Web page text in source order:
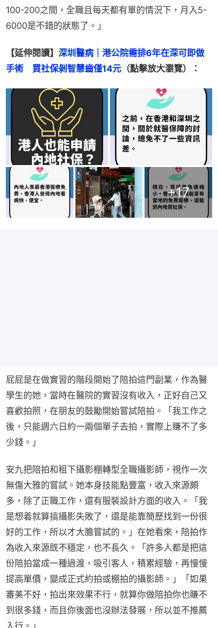
100-200之間，全職且每天都有單的情況下，月入5-
6000是不錯的狀態了。」
【延伸閱讀】 深圳醫病｜港公院需排6年在深可即做
手術　買社保剝智慧齒僅14元 （點擊放大瀏覽）：
+17
屁屁是在做實習的階段開始了陪拍這門副業，作為醫
學生的她，當時在醫院的實習沒有收入，正好自己又
喜歡拍照，在朋友的鼓勵開始嘗試陪拍。「我工作之
後，只能週六日約一兩個單子去拍，實際上賺不了多
少錢。」
安九把陪拍和租下攝影棚轉型全職攝影師，視作一次
無傷大雅的嘗試。她本身技能點豐富，收入來源頗
多，除了正職工作，還有服裝設計方面的收入。「我
是想着就算搞攝影失敗了，還是能靠簡歷找到一份很
好的工作，所以才大膽嘗試的。」在她看來，陪拍作
為收入來源既不穩定，也不長久。「許多人都是把這
份陪拍當成一種過渡，吸引客人，積累經驗，再慢慢
提高單價，變成正式約拍或棚拍的攝影師。」「如果
審美不好，拍出來效果不行，就算你做陪拍你也賺不
到很多錢，而且你後面也沒辦法發展，所以並不推薦